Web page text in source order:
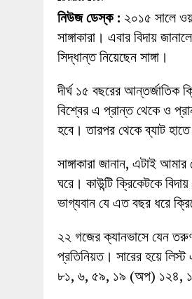
27 MAY 2026 | লোহাগড়ায়
1 AUGUST 2026 |
নিউজ ডেস্ক : ২০১৫ সালে
সাঙ্গাকারা। এবার বিদায়
সিদ্ধান্ত নিয়েছেন সাঙ্গা।
দীর্ঘ ১৫ বছরের আন্তর্জাতিক
বিশ্বের এ প্রান্ত থেকে ও
হবে। তারপর থেকে ব্যাট হাতে
সাঙ্গাকারা জানান, এটাই
ঘরে। কাউন্টি ক্রিকেটকে
ভাগ্যবান যে এত বছর ধরে
২২ গজের ক্যানভাসে যেন তরুণ
প্রতিনিয়ত। সারের হয়ে
৮১, ৬, ৫৯, ১৯ (অপ) ১২৪,